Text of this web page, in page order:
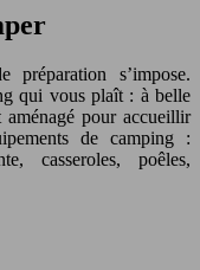
s’impose.
qui vous plaît : à belle
aménagé pour accueillir
de camping :
casseroles, poêles,